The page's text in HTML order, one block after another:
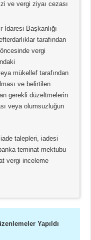
ve vergi ziyaı cezası
İdaresi Başkanlığı
tarafından
vergi
mükellef tarafından
ve belirtilen
gerekli düzeltmelerin
veya olumsuzluğun
talepleri, iadesi
teminat mektubu
vergi inceleme
Yapıldı